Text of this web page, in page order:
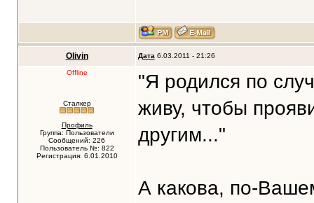
Olivin Дата 6.03.2011 - 21:26
Offline
Сталкер
Профиль
Группа: Пользователи
Сообщений: 226
Пользователь №: 822
Регистрация: 6.01.2010
"Я родился по
живу, чтобы
другим..."
А какова, по-